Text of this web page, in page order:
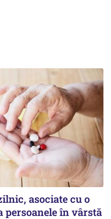
asociate cu o
persoanele în vârstă